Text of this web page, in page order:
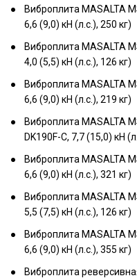
Виброплита MASALTA
6,6 (9,0) кН (л.с.), 250 кг)
Виброплита MASALTA
4,0 (5,5) кН (л.с.), 126 кг)
Виброплита MASALTA
6,6 (9,0) кН (л.с.), 219 кг)
Виброплита MASALTA
DK190F-C, 7,7 (15,0) кН
Виброплита MASALTA
6,6 (9,0) кН (л.с.), 321 кг)
Виброплита MASALTA
5,5 (7,5) кН (л.с.), 126 кг)
Виброплита MASALTA
6,6 (9,0) кН (л.с.), 355 кг)
Виброплита